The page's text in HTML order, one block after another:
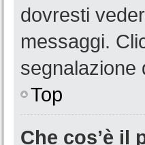
dovresti
messaggi.
segnalazione
Top
Che cos’è il